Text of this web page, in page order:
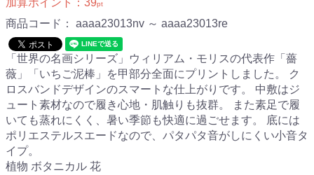
加算ポイント： 39pt
商品コード： aaaa23013nv ～ aaaa23013re
「世界の名画シリーズ」ウィリアム・モリスの代表作「薔
薇」「いちご泥棒」を甲部分全面にプリントしました。 ク
ロスバンドデザインのスマートな仕上がりです。 中敷はジ
ュート素材なので履き心地・肌触りも抜群。 また素足で履
いても蒸れにくく、暑い季節も快適に過ごせます。 底には
ポリエステルスエードなので、パタパタ音がしにくい小音タ
イプ。
植物 ボタニカル 花